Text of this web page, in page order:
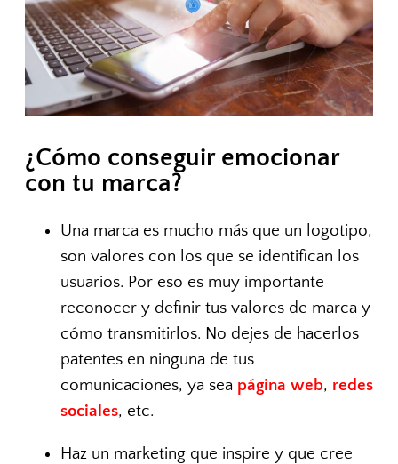
¿Cómo conseguir emocionar
con tu marca?
Una marca es mucho más que un logotipo,
son valores con los que se identifican los
usuarios. Por eso es muy importante
reconocer y definir tus valores de marca y
cómo transmitirlos. No dejes de hacerlos
patentes en ninguna de tus
comunicaciones, ya sea página web, redes
sociales, etc.
Haz un marketing que inspire y que cree